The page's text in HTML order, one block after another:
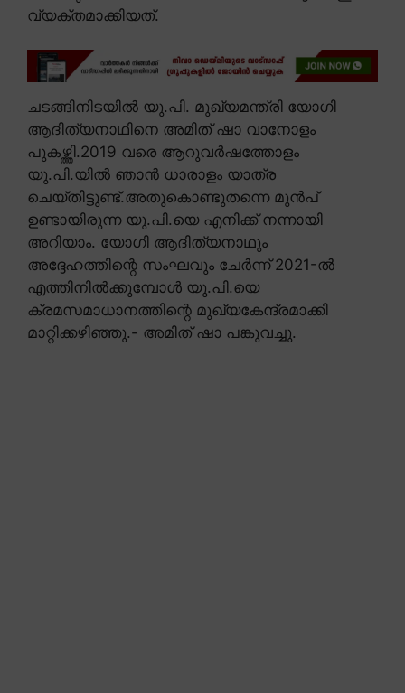
വ്യക്തമാക്കിയത്.
ചടങ്ങിനിടയിൽ യു.പി. മുഖ്യമന്ത്രി യോഗി
ആദിത്യനാഥിനെ അമിത് ഷാ വാനോളം
പുകഴ്ത്തി.2019 വരെ ആറുവർഷത്തോളം
യു.പി.യിൽ ഞാൻ ധാരാളം യാത്ര
ചെയ്തിട്ടുണ്ട്.അതുകൊണ്ടുതന്നെ മുൻപ്
ഉണ്ടായിരുന്ന യു.പി.യെ എനിക്ക് നന്നായി
അറിയാം. യോഗി ആദിത്യനാഥും
അദ്ദേഹത്തിന്റെ സംഘവും ചേർന്ന് 2021-ൽ
എത്തിനിൽക്കുമ്പോൾ യു.പി.യെ
ക്രമസമാധാനത്തിന്റെ മുഖ്യകേന്ദ്രമാക്കി
മാറ്റിക്കഴിഞ്ഞു.- അമിത് ഷാ പങ്കുവച്ചു.